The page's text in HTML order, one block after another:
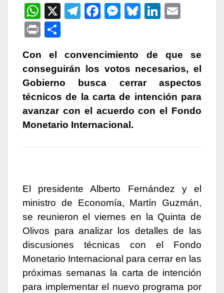
W
h
at
s
A
p
p
X
T
gr
a
m
F
e
b
o
o
k
M
s
e
n
g
er
Bl
s
k
y
Li
e
dI
n
P
nt m
p
ar
tir
Con el convencimiento de que se
conseguirán los votos necesarios, el
Gobierno busca cerrar aspectos
técnicos de la carta de intención para
avanzar con el acuerdo con el Fondo
Monetario Internacional.
El presidente Alberto Fernández y el
ministro de Economía, Martín Guzmán,
se reunieron el viernes en la Quinta de
Olivos para analizar los detalles de las
discusiones técnicas con el Fondo
Monetario Internacional para cerrar en las
próximas semanas la carta de intención
para implementar el nuevo programa por